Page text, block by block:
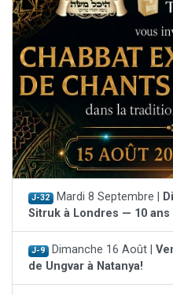
J-32 Mardi 8 Septembre |
Sitruk à Londres — 10 ans
J-9 Dimanche 16 Août |
de Ungvar à Natanya!